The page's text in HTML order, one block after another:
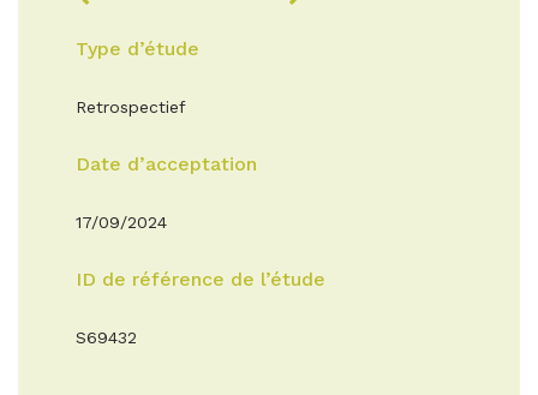
Type d’étude
Retrospectief
Date d’acceptation
17/09/2024
ID de référence de l’étude
S69432